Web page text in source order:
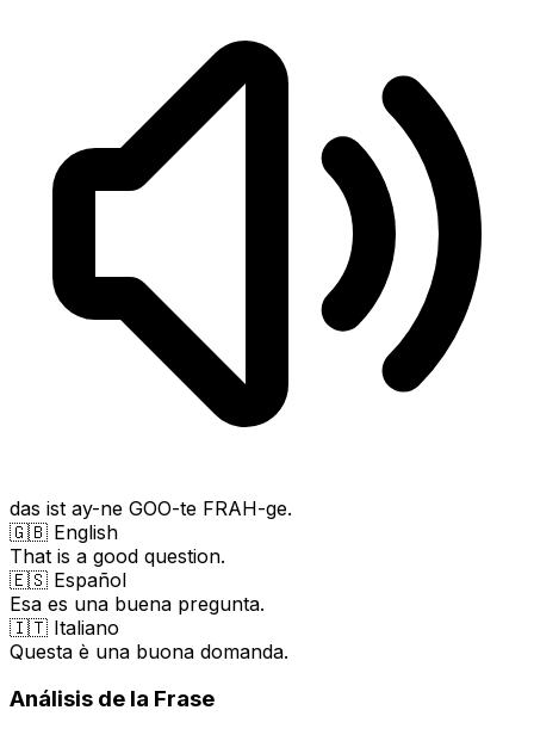
das ist ay-ne GOO-te FRAH-ge.
🇬🇧 English
That is a good question.
🇪🇸 Español
Esa es una buena pregunta.
🇮🇹 Italiano
Questa è una buona domanda.
Análisis de la Frase